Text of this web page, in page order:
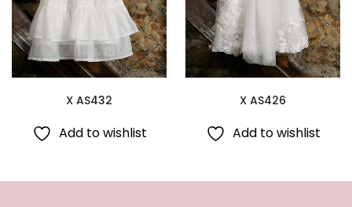
X AS432
Add to wishlist
X AS426
Add to wishlist